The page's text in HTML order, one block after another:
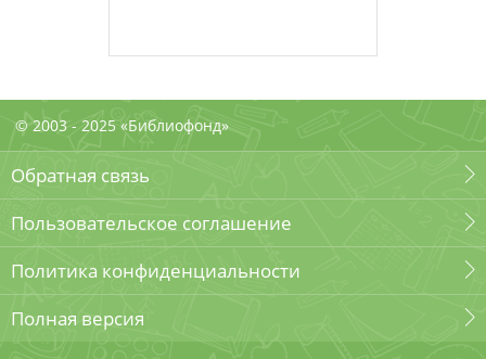
© 2003 - 2025 «Библиофонд»
Обратная связь
Пользовательское соглашение
Политика конфиденциальности
Полная версия